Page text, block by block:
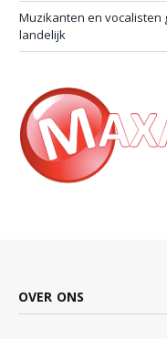
Muzikanten en
landelijk
OVER ONS